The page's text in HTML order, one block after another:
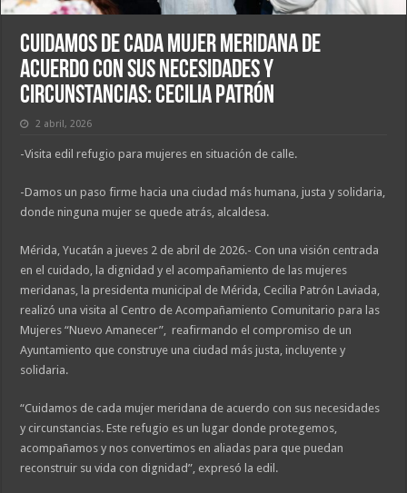
Cuidamos de cada mujer meridana de
acuerdo con sus necesidades y
circunstancias: Cecilia Patrón
2 abril, 2026
-Visita edil refugio para mujeres en situación de calle.
-Damos un paso firme hacia una ciudad más humana, justa y solidaria,
donde ninguna mujer se quede atrás, alcaldesa.
Mérida, Yucatán a jueves 2 de abril de 2026.- Con una visión centrada
en el cuidado, la dignidad y el acompañamiento de las mujeres
meridanas, la presidenta municipal de Mérida, Cecilia Patrón Laviada,
realizó una visita al Centro de Acompañamiento Comunitario para las
Mujeres “Nuevo Amanecer”, reafirmando el compromiso de un
Ayuntamiento que construye una ciudad más justa, incluyente y
solidaria.
“Cuidamos de cada mujer meridana de acuerdo con sus necesidades
y circunstancias. Este refugio es un lugar donde protegemos,
acompañamos y nos convertimos en aliadas para que puedan
reconstruir su vida con dignidad”, expresó la edil.